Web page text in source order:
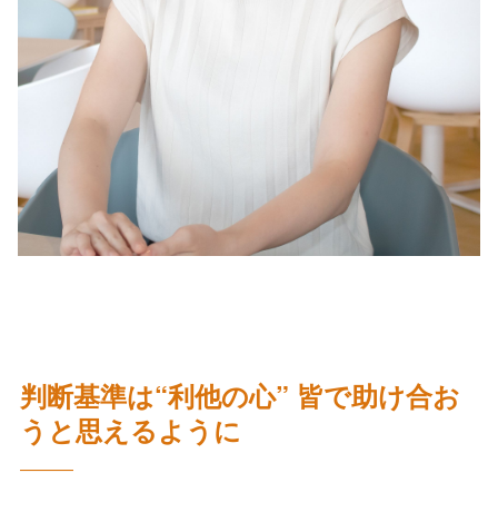
判断基準は“利他の心” 皆で助け合お
うと思えるように
―――